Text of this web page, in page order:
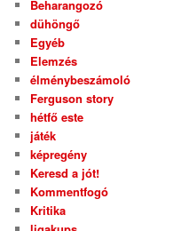
Beharangozó
dühöngő
Egyéb
Elemzés
élménybeszámoló
Ferguson story
hétfő este
játék
képregény
Keresd a jót!
Kommentfogó
Kritika